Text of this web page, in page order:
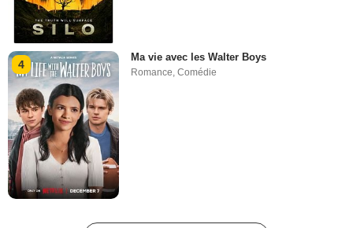
4
Ma vie avec les Walter Boys
Romance ,Comédie